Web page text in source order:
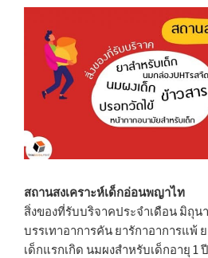
สถานสงเคราะห์เด็กอ่อนพญาไท
สิ่งของที่รับบริจาคประจำเดือน มิถุน
บรรเทาอาการคัน ยารักาอาการแ
เด็กแรกเกิด นมผงสำหรับเด็กอายุ 1